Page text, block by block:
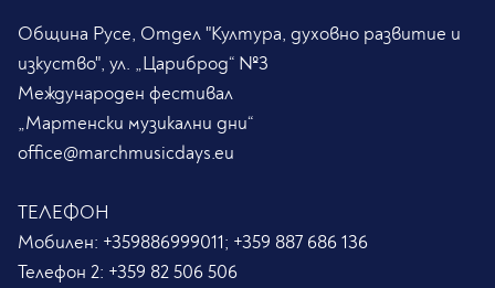
Община Русе, Отдел "Култура, духовно развитие и
изкуство", ул. „Цариброд“ №3
Международен фестивал
„Мартенски музикални дни“
office@marchmusicdays.eu
ТЕЛЕФОН
Мобилен: +359886999011; +359 887 686 136
Телефон 2: +359 82 506 506